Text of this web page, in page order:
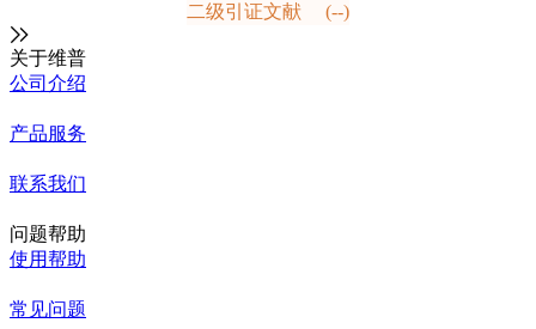
二级引证文献 (--)
关于维普
公司介绍
产品服务
联系我们
问题帮助
使用帮助
常见问题